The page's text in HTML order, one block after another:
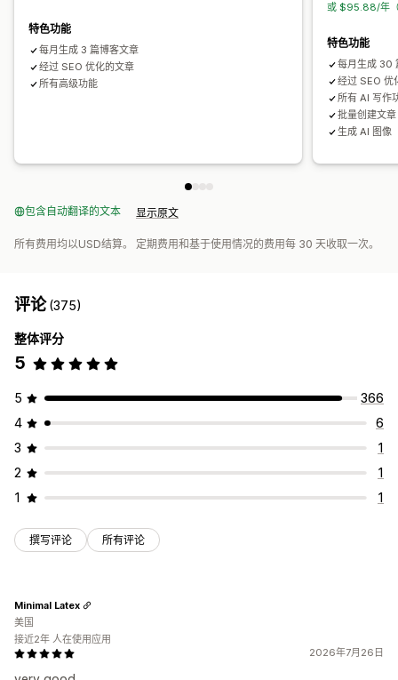
特色功能
每月生成 3 篇博客文章
经过 SEO 优化的文章
所有高级功能
或 $95.88/年
特色功能
每月生成 30
经过 SEO 优
所有 AI 写作
批量创建文章
生成 AI 图像
包含自动翻译的文本 显示原文
所有费用均以USD结算。 定期费用和基于使用情况的费用每 30 天收取一次。
评论(375)
整体评分
5
5
366
4
6
3
1
2
1
1
1
撰写评论 所有评论
2026年7月26日
Minimal Latex
美国
接近2年 人在使用应用